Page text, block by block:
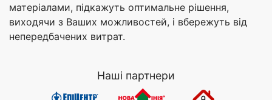
матеріалами, підкажуть оптимальне рішення,
виходячи з Ваших можливостей, і вбережуть від
непередбачених витрат.
Наші партнери